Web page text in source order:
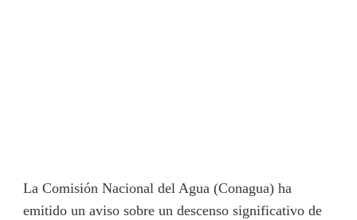
La Comisión Nacional del Agua (Conagua) ha
emitido un aviso sobre un descenso significativo de